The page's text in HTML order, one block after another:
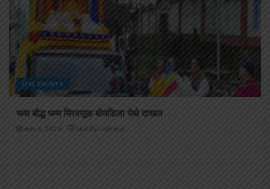
LIVE EVENTS
भव्य बौद्ध धम्म मिरवणूक बोमडिला येथे दाखल
July 6, 2026 buddhistbharat